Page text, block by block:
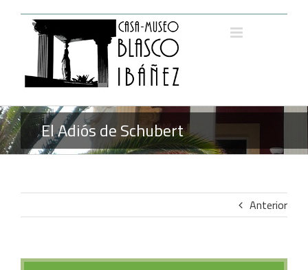
contenido
El Adiós de Schubert
Anterior